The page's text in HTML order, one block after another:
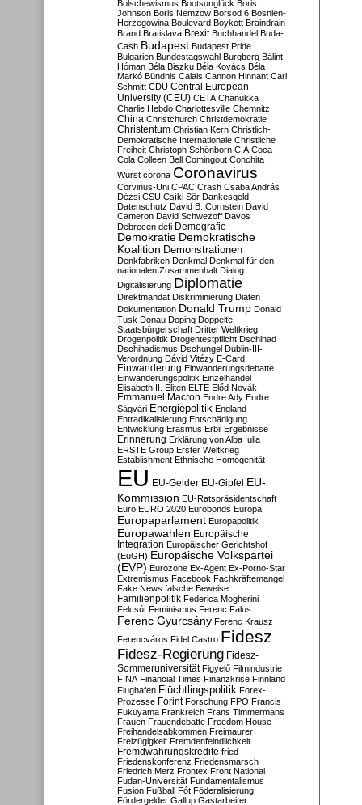
Bolschewismus Bootsunglück Boris
Johnson Boris Nemzow Borsod 6 Bosnien-
Herzegowina Boulevard Boykott Braindrain
Brand Bratislava Brexit Buchhandel Buda-
Cash Budapest Budapest Pride
Bulgarien Bundestagswahl Burgberg Bálint
Hóman Béla Biszku Béla Kovács Béla
Markó Bündnis Calais Cannon Hinnant Carl
Schmitt CDU Central European
University (CEU) CETA Chanukka
Charlie Hebdo Charlottesville Chemnitz
China Christchurch Christdemokratie
Christentum Christian Kern Christlich-
Demokratische Internationale Christliche
Freiheit Christoph Schönborn CIA Coca-
Cola Colleen Bell Comingout Conchita
Wurst corona Coronavirus
Corvinus-Uni CPAC Crash Csaba András
Dézsi CSU Csíki Sör Dankesgeld
Datenschutz David B. Cornstein David
Cameron David Schwezoff Davos
Debrecen defi Demografie
Demokratie Demokratische
Koalition Demonstrationen
Denkfabriken Denkmal Denkmal für den
nationalen Zusammenhalt Dialog
Digitalisierung Diplomatie
Direktmandat Diskriminierung Diäten
Dokumentation Donald Trump Donald
Tusk Donau Doping Doppelte
Staatsbürgerschaft Dritter Weltkrieg
Drogenpolitik Drogentestpflicht Dschihad
Dschihadismus Dschungel Dublin-III-
Verordnung Dávid Vitézy E-Card
Einwanderung Einwanderungsdebatte
Einwanderungspolitik Einzelhandel
Elisabeth II. Eliten ELTE Előd Novák
Emmanuel Macron Endre Ady Endre
Ságvári Energiepolitik England
Entradikalisierung Entschädigung
Entwicklung Erasmus Erbil Ergebnisse
Erinnerung Erklärung von Alba Iulia
ERSTE Group Erster Weltkrieg
Establishment Ethnische Homogenität
EU EU-Gelder EU-Gipfel EU-
Kommission EU-Ratspräsidentschaft
Euro EURO 2020 Eurobonds Europa
Europaparlament Europapolitik
Europawahlen Europäische
Integration Europäischer Gerichtshof
(EuGH) Europäische Volkspartei
(EVP) Eurozone Ex-Agent Ex-Porno-Star
Extremismus Facebook Fachkräftemangel
Fake News falsche Beweise
Familienpolitik Federica Mogherini
Felcsút Feminismus Ferenc Falus
Ferenc Gyurcsány Ferenc Krausz
Ferencváros Fidel Castro Fidesz
Fidesz-Regierung Fidesz-
Sommeruniversität Figyelő Filmindustrie
FINA Financial Times Finanzkrise Finnland
Flughafen Flüchtlingspolitik Forex-
Prozesse Forint Forschung FPÖ Francis
Fukuyama Frankreich Frans Timmermans
Frauen Frauendebatte Freedom House
Freihandelsabkommen Freimaurer
Freizügigkeit Fremdenfeindlichkeit
Fremdwährungskredite fried
Friedenskonferenz Friedensmarsch
Friedrich Merz Frontex Front National
Fudan-Universität Fundamentalismus
Fusion Fußball Fót Föderalisierung
Fördergelder Gallup Gastarbeiter